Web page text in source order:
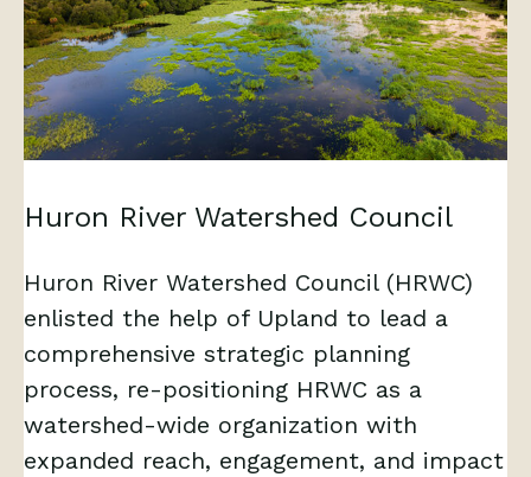
Huron River Watershed Council
Huron River Watershed Council (HRWC)
enlisted the help of Upland to lead a
comprehensive strategic planning
process, re-positioning HRWC as a
watershed-wide organization with
expanded reach, engagement, and impact